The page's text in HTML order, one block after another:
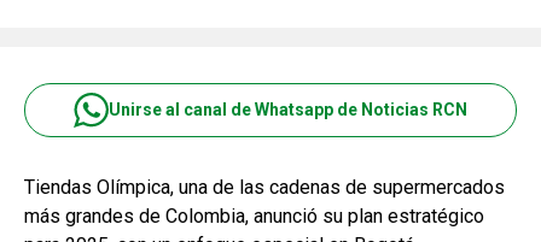
Unirse al canal de Whatsapp de Noticias RCN
Tiendas Olímpica, una de las cadenas de supermercados
más grandes de Colombia, anunció su plan estratégico